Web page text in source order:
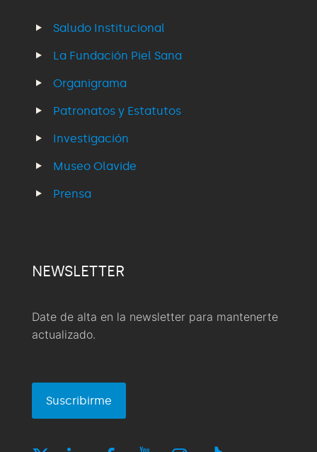
Saludo Institucional
La Fundación Piel Sana
Organigrama
Patronatos y Estatutos
Investigación
Museo Olavide
Prensa
NEWSLETTER
Date de alta en la newsletter para mantenerte
actualizado.
Suscribirme